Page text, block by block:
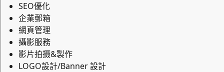
SEO優化
企業郵箱
網頁管理
攝影服務
影片拍摄&製作
LOGO設計/Banner 設計